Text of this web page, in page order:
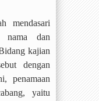
mendasari
nama dan
kajian
dengan
penamaan
yaitu